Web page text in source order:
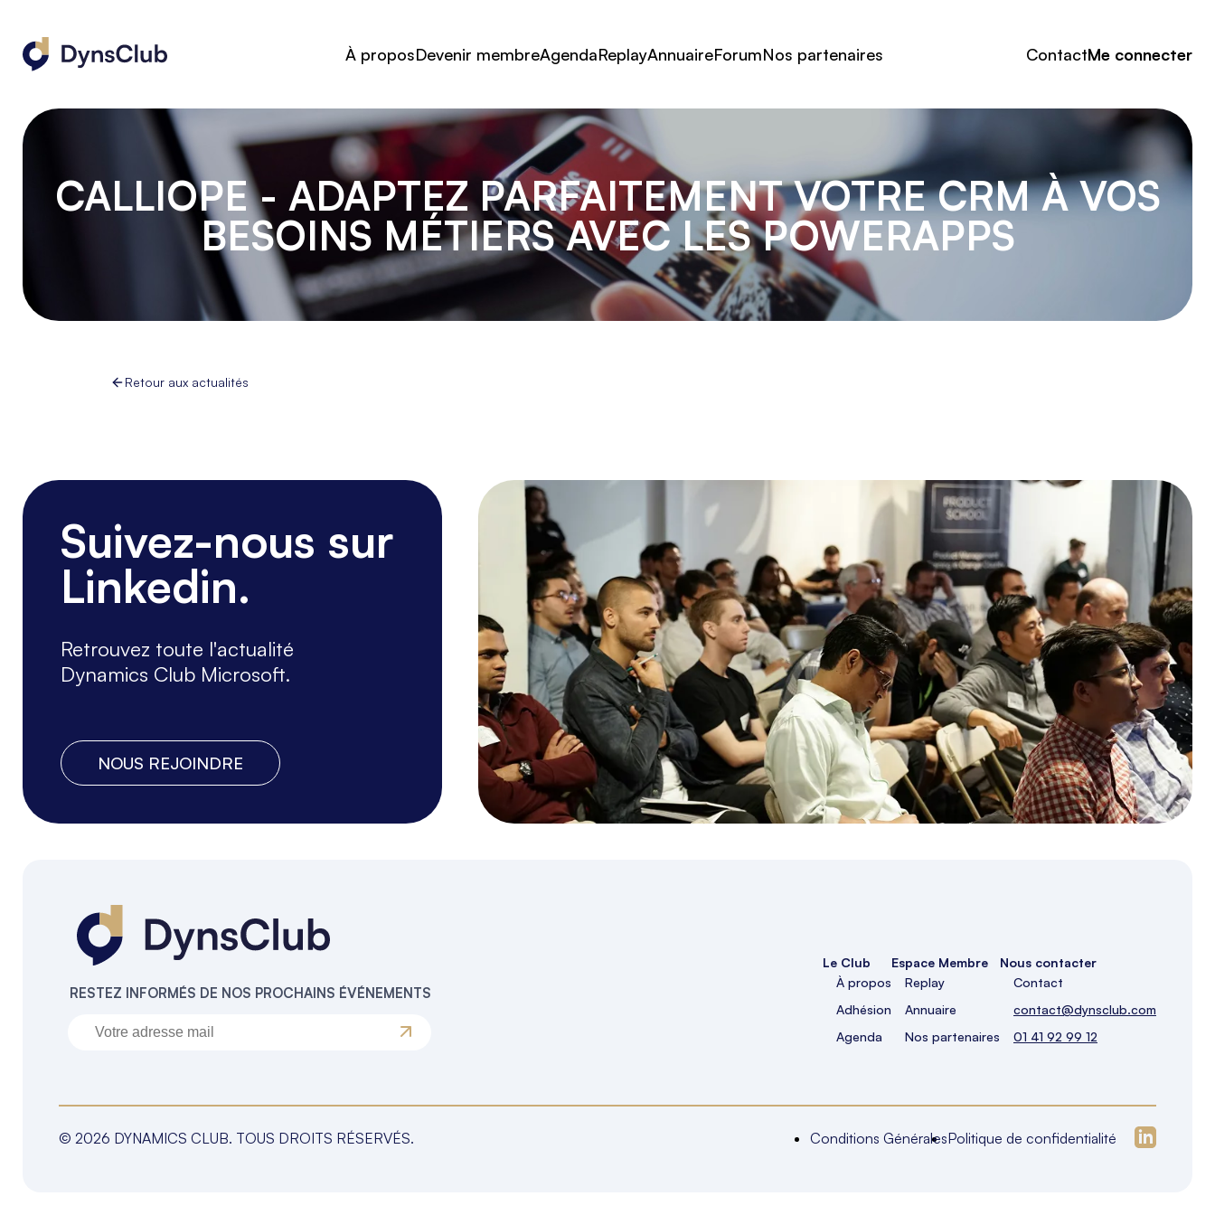
À proposDevenir membreAgendaReplayAnnuaireForumNos partenaires ContactMe connecter
CALLIOPE - ADAPTEZ PARFAITEMENT VOTRE CRM À VOS
BESOINS MÉTIERS AVEC LES POWERAPPS
Retour aux actualités
Suivez-nous sur
Linkedin.
Retrouvez toute l'actualité
Dynamics Club Microsoft.
NOUS REJOINDRE
RESTEZ INFORMÉS DE NOS PROCHAINS ÉVÉNEMENTS
Le Club
À propos
Adhésion
Agenda
Espace Membre
Replay
Annuaire
Nos partenaires
Nous contacter
Contact
contact@dynsclub.com
01 41 92 99 12
© 2026 DYNAMICS CLUB. TOUS DROITS RÉSERVÉS. Conditions GénéralesPolitique de confidentialité